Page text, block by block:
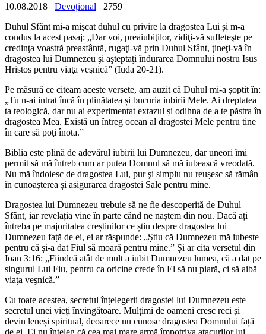
10.08.2018 Devoțional
2759
Duhul Sfânt mi-a mişcat duhul cu privire la dragostea Lui și m-a
condus la acest pasaj: „Dar voi, preaiubiţilor, zidiţi-vă sufleteşte pe
credinţa voastră preasfântă, rugaţi-vă prin Duhul Sfânt, ţineţi-vă în
dragostea lui Dumnezeu şi aşteptaţi îndurarea Domnului nostru Isus
Hristos pentru viaţa veşnică” (Iuda 20-21).
Pe măsură ce citeam aceste versete, am auzit că Duhul mi-a șoptit în:
„Tu n-ai intrat încă în plinătatea și bucuria iubirii Mele. Ai dreptatea
ta teologică, dar nu ai experimentat extazul și odihna de a te păstra în
dragostea Mea. Există un întreg ocean al dragostei Mele pentru tine
în care să poţi înota.”
Biblia este plină de adevărul iubirii lui Dumnezeu, dar uneori îmi
permit să mă întreb cum ar putea Domnul să mă iubească vreodată.
Nu mă îndoiesc de dragostea Lui, pur şi simplu nu reușesc să rămân
în cunoașterea și asigurarea dragostei Sale pentru mine.
Dragostea lui Dumnezeu trebuie să ne fie descoperită de Duhul
Sfânt, iar revelația vine în parte când ne naștem din nou. Dacă ați
întreba pe majoritatea creștinilor ce știu despre dragostea lui
Dumnezeu față de ei, ei ar răspunde: „Știu că Dumnezeu mă iubește
pentru că și-a dat Fiul să moară pentru mine.” Și ar cita versetul din
Ioan 3:16: „Fiindcă atât de mult a iubit Dumnezeu lumea, că a dat pe
singurul Lui Fiu, pentru ca oricine crede în El să nu piară, ci să aibă
viaţa veşnică.”
Cu toate acestea, secretul înțelegerii dragostei lui Dumnezeu este
secretul unei vieți învingătoare. Mulțimi de oameni cresc reci și
devin leneși spiritual, deoarece nu cunosc dragostea Domnului față
de ei. Ei nu înțeleg că cea mai mare armă împotriva atacurilor lui